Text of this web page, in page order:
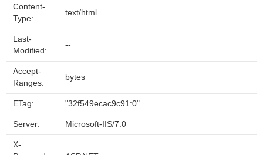
Content-
Type:
text/html
Last-
Modified:
--
Accept-
Ranges:
bytes
ETag: "32f549ecac9c91:0"
Server: Microsoft-IIS/7.0
X-